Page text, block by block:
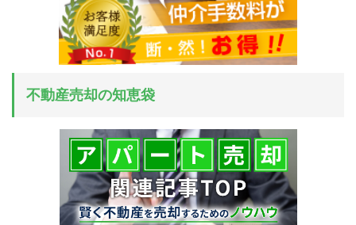
不動産売却の知恵袋